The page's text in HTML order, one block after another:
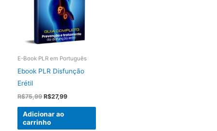
E-Book PLR em Português
Ebook PLR Disfunção
Erétil
R$75,99O
original
era:
R$75,99.
R$27,99O
Adicionar ao
carrinho